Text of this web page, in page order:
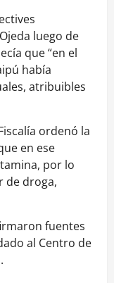
luego de
que “en el
había
atribuibles
ordenó la
en ese
por lo
de droga,
fuentes
al Centro de